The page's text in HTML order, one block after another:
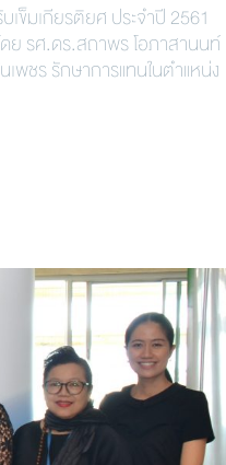
ข็มเกียรติยศ ประจำปี 2561
ดย รศ.ดร.สถาพร โอภาสานนท์
ชร รักษาการแทนในตำแหน่ง